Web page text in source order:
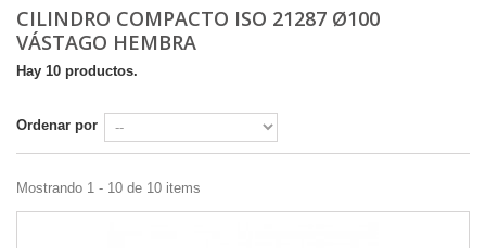
CILINDRO COMPACTO ISO 21287 Ø100
VÁSTAGO HEMBRA
Hay 10 productos.
Ordenar por
Mostrando 1 - 10 de 10 items